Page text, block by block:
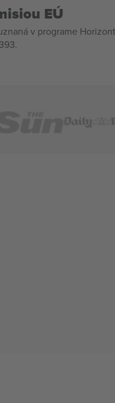
EÚ
v programe